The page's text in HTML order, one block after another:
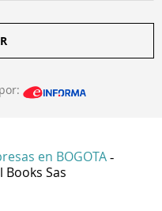
en BOGOTA -
Books Sas